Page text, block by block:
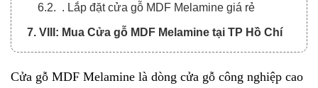
6.2. . Lắp đặt cửa gỗ MDF Melamine giá rẻ
7. VIII: Mua Cửa gỗ MDF Melamine tại TP Hồ Chí
Minh ở đâu uy tín -Cửa gỗ MDF Melamine tại
Cửa gỗ MDF Melamine là dòng cửa gỗ công nghiệp cao